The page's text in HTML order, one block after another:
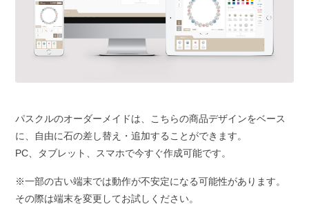
パスクルのオーダーメイドは、こちらの商品デザインをベース
に、自由に石の差し替え・追加することができます。
PC、タブレット、スマホで今すぐ作成可能です。
※一部の古い端末では動作が不安定になる可能性があります。
その際は端末を変更してお試しください。